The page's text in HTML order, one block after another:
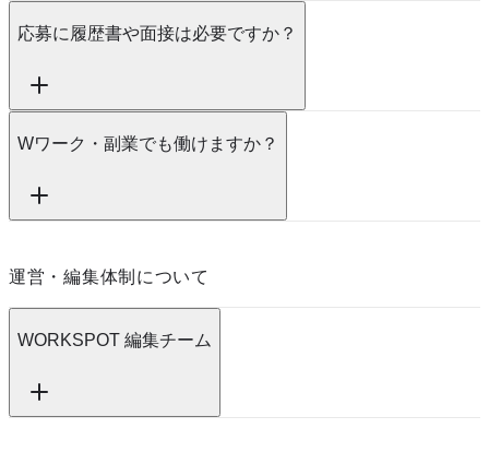
応募に履歴書や面接は必要ですか？
Wワーク・副業でも働けますか？
運営・編集体制について
WORKSPOT 編集チーム